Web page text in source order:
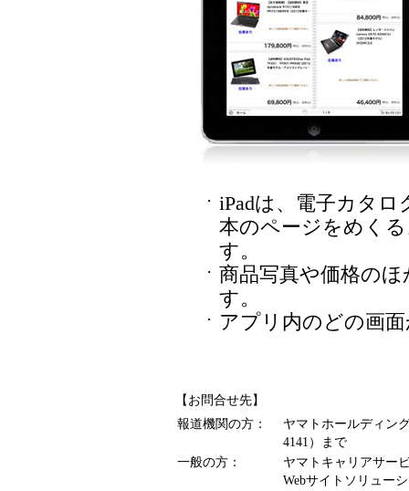
・ iPadは、電子カタ
本のページをめく
す。
・ 商品写真や価格の
す。
・ アプリ内のどの画
【お問合せ先】
報道機関の方：
ヤマトホールディン
4141）まで
一般の方：
ヤマトキャリアサー
Webサイトソリュー